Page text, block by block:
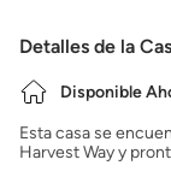
Detalles de la
Disponible
Esta casa se
Harvest Way y